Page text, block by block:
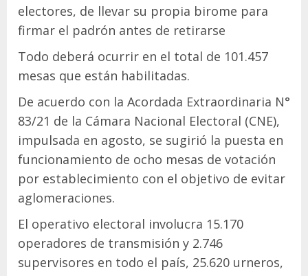
electores, de llevar su propia birome para
firmar el padrón antes de retirarse
Todo deberá ocurrir en el total de 101.457
mesas que están habilitadas.
De acuerdo con la Acordada Extraordinaria N°
83/21 de la Cámara Nacional Electoral (CNE),
impulsada en agosto, se sugirió la puesta en
funcionamiento de ocho mesas de votación
por establecimiento con el objetivo de evitar
aglomeraciones.
El operativo electoral involucra 15.170
operadores de transmisión y 2.746
supervisores en todo el país, 25.620 urneros,